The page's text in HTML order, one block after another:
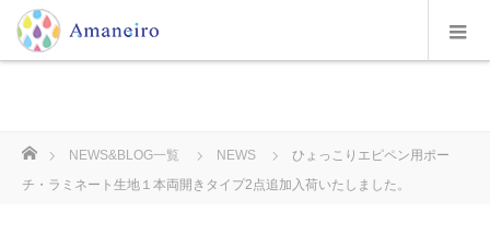
ホーム
NEWS&BLOG一覧 NEWS
ひょっこりエピペン用ポー
チ・ラミネート生地１本両開きタイプ2点追加入荷いたしました。